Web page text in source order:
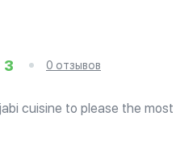
3 0 отзывов
cuisine to please the
of dishes from Kabobs to